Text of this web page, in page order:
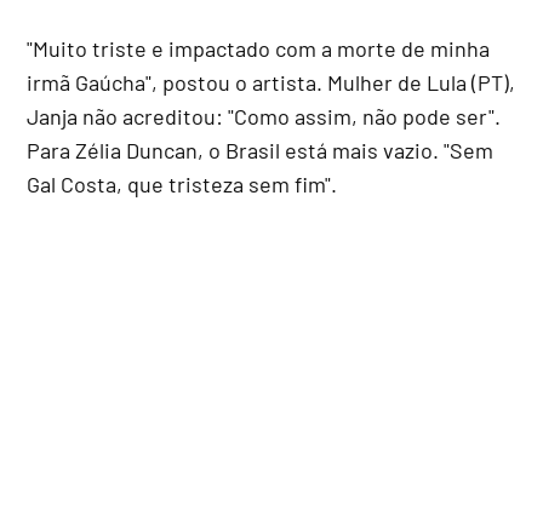
"Muito triste e impactado com a morte de minha
irmã Gaúcha", postou o artista. Mulher de Lula (PT),
Janja não acreditou: "Como assim, não pode ser".
Para Zélia Duncan, o Brasil está mais vazio. "Sem
Gal Costa, que tristeza sem fim".